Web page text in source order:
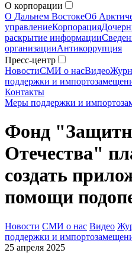
О корпорации
О Дальнем ВостокеОб
управлениеКорпорация
раскрытие информации
организацииАнтикоррупция
Пресс-центр
НовостиСМИ о насВидео
поддержки и
Контакты
Меры поддержки и
Фонд
Отечества"
создать
помощи
Новости СМИ о нас Видео
поддержки и
25 апреля 2025